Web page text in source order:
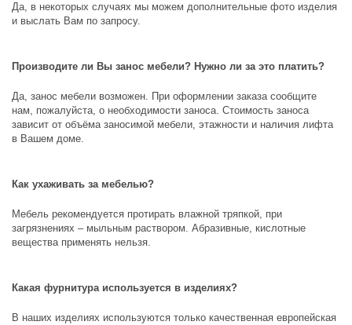
Да, в некоторых случаях мы можем дополнительные фото изделия
и выслать Вам по запросу.
Производите ли Вы занос мебели? Нужно ли за это платить?
Да, занос мебели возможен. При оформлении заказа сообщите
нам, пожалуйста, о необходимости заноса. Стоимость заноса
зависит от объёма заносимой мебели, этажности и наличия лифта
в Вашем доме.
Как ухаживать за мебелью?
Мебель рекомендуется протирать влажной тряпкой, при
загрязнениях – мыльным раствором. Абразивные, кислотные
вещества применять нельзя.
Какая фурнитура используется в изделиях?
В наших изделиях используются только качественная европейская